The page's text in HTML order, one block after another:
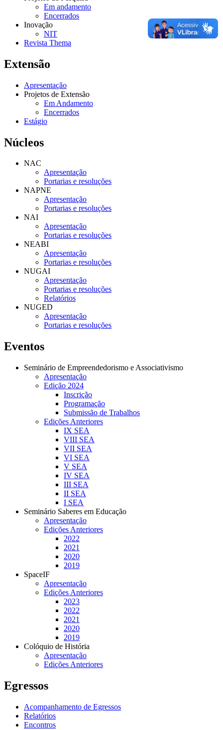
Em andamento
Encerrados
Inovação
NIT
Revista Thema
Extensão
Apresentação
Projetos de Extensão
Em Andamento
Encerrados
Estágio
Núcleos
NAC
Apresentação
Portarias e resoluções
NAPNE
Apresentação
Portarias e resoluções
NAI
Apresentação
Portarias e resoluções
NEABI
Apresentação
Portarias e resoluções
NUGAI
Apresentação
Portarias e resoluções
Relatórios
NUGED
Apresentação
Portarias e resoluções
Eventos
Seminário de Empreendedorismo e Associativismo
Apresentação
Edição 2024
Inscrição
Programação
Submissão de Trabalhos
Edições Anteriores
IX SEA
VIII SEA
VII SEA
VI SEA
V SEA
IV SEA
III SEA
II SEA
I SEA
Seminário Saberes em Educação
Apresentação
Edições Anteriores
2022
2021
2020
2019
SpaceIF
Apresentação
Edições Anteriores
2023
2022
2021
2020
2019
Colóquio de História
Apresentação
Edições Anteriores
Egressos
Acompanhamento de Egressos
Relatórios
Encontros